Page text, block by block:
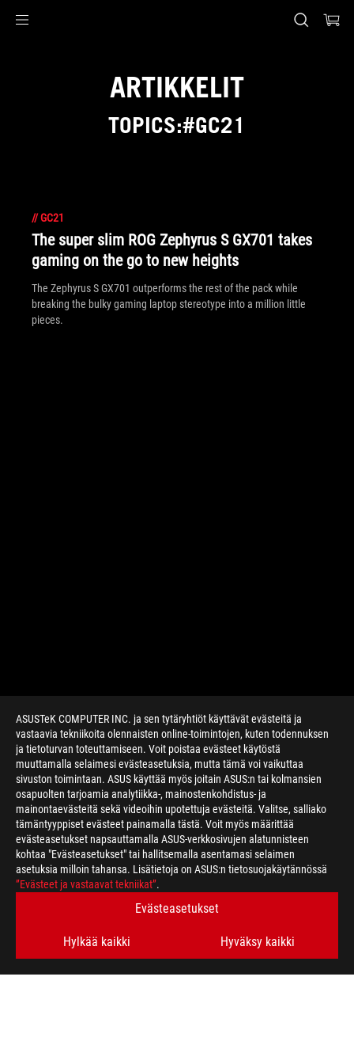
ASUSTeK COMPUTER INC. ja sen tytäryhtiöt käyttävät evästeitä ja
vastaavia tekniikoita olennaisten online-toimintojen, kuten todennuksen
ja tietoturvan toteuttamiseen. Voit poistaa evästeet käytöstä
muuttamalla selaimesi evästeasetuksia, mutta tämä voi vaikuttaa
sivuston toimintaan. ASUS käyttää myös joitain ASUS:n tai kolmansien
osapuolten tarjoamia analytiikka-, mainostenkohdistus- ja
mainontaevästeitä sekä videoihin upotettuja evästeitä. Valitse, salliako
tämäntyyppiset evästeet painamalla tästä. Voit myös määrittää
evästeasetukset napsauttamalla ASUS-verkkosivujen alatunnisteen
kohtaa "Evästeasetukset" tai hallitsemalla asentamasi selaimen
asetuksia milloin tahansa. Lisätietoja on ASUS:n tietosuojakäytännössä
”Evästeet ja vastaavat tekniikat”.
Evästeasetukset
Hylkää kaikki Hyväksy kaikki
ARTIKKELIT
TOPICS:#GC21
//GC21
The super slim ROG Zephyrus S GX701 takes
gaming on the go to new heights
The Zephyrus S GX701 outperforms the rest of the pack while
breaking the bulky gaming laptop stereotype into a million little
pieces.
> GAMING GC21
HANKI UUSIMMAT TARJOUKSET JA PALJON MUUTA